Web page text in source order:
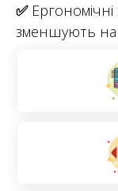
✅Ергономічні
зменшують